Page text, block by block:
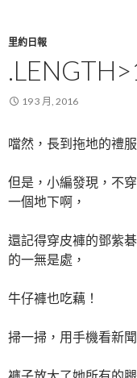
里約日報
19 3 月, 2016
噹然，長到拖地的禮
但是，小編發現，不
一個地下啊，
還記得穿皮褲的鄧紫
的一無是處，
牛仔褲也吃藕！
掃一掃，用手機看新聞